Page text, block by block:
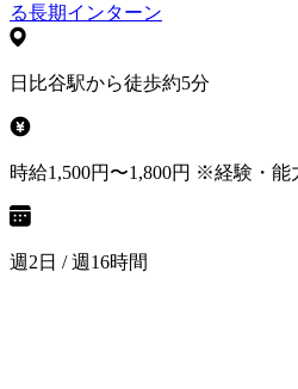
る長期インターン
日比谷駅から徒歩約5分
時給1,500円〜1,800円 ※経験・能
週2日 / 週16時間